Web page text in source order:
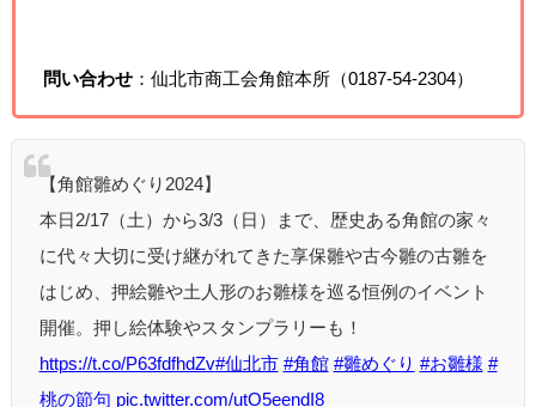
問い合わせ：仙北市商工会角館本所（0187-54-2304）
【角館雛めぐり2024】
本日2/17（土）から3/3（日）まで、歴史ある角館の家々
に代々大切に受け継がれてきた享保雛や古今雛の古雛を
はじめ、押絵雛や土人形のお雛様を巡る恒例のイベント
開催。押し絵体験やスタンプラリーも！
https://t.co/P63fdfhdZv#仙北市 #角館 #雛めぐり #お雛様 #
桃の節句 pic.twitter.com/utO5eendI8